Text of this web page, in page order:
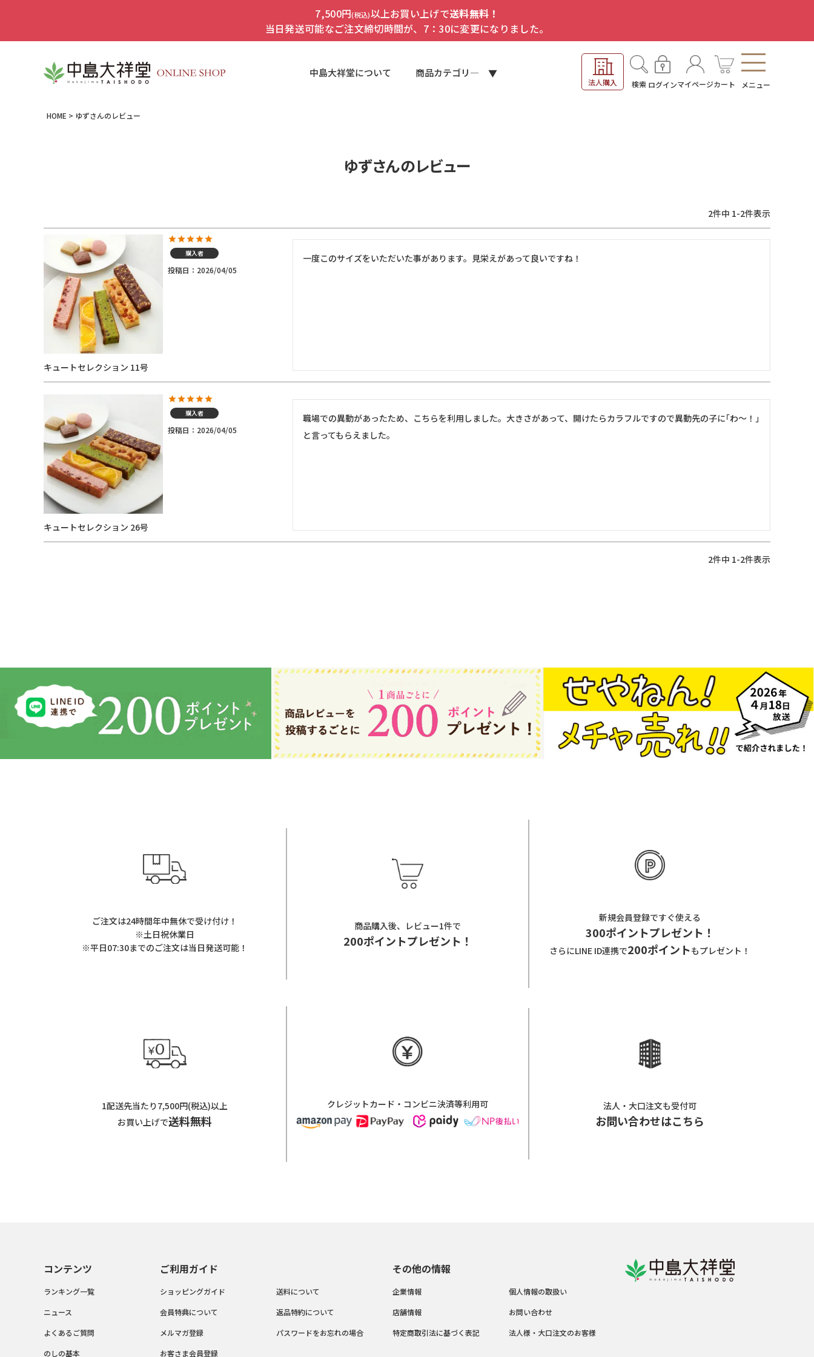
7,500円(税込)以上お買い上げで送料無料！
当日発送可能なご注文締切時間が、7：30に変更になりました。
中島大祥堂について 商品カテゴリ―
法人購入 検索 ログインマイページカート メニュー
HOME ゆずさんのレビュー
ゆずさんのレビュー
2件中 1-2件表示
キュートセレクション 11号
購入者
投稿日 2026/04/05
一度このサイズをいただいた事があります。見栄えがあって良いですね！
キュートセレクション 26号
購入者
投稿日 2026/04/05
職場での異動があったため、こちらを利用しました。大きさがあって、開けたらカラフルですので異動先の子に｢わ〜！｣
と言ってもらえました。
2件中 1-2件表示
ご注文は24時間年中無休で受け付け！
※土日祝休業日
※平日07:30までのご注文は当日発送可能！
商品購入後、レビュー1件で
200ポイントプレゼント！
新規会員登録ですぐ使える
300ポイントプレゼント！
さらにLINE ID連携で200ポイントもプレゼント！
1配送先当たり7,500円(税込)以上
お買い上げで送料無料
クレジットカード・コンビニ決済等利用可 法人・大口注文も受付可
お問い合わせはこちら
コンテンツ
ランキング一覧
ニュース
よくあるご質問
のしの基本
ご利用ガイド
ショッピングガイド
会員特典について
メルマガ登録
お客さま会員登録
送料について
返品特約について
パスワードをお忘れの場合
その他の情報
企業情報
店舗情報
特定商取引法に基づく表記
個人情報の取扱い
お問い合わせ
法人様・大口注文のお客様